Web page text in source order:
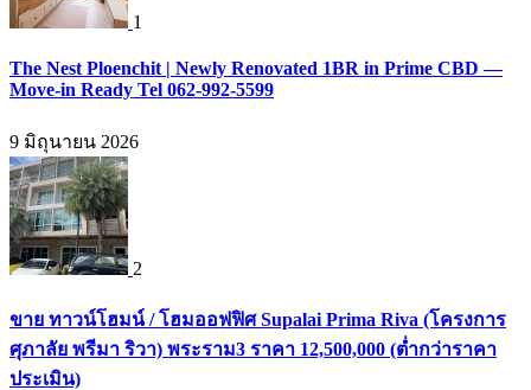
1
The Nest Ploenchit | Newly Renovated 1BR in Prime CBD —
Move-in Ready Tel 062-992-5599
9 มิถุนายน 2026
2
ขาย ทาวน์โฮมน์ / โฮมออฟฟิศ Supalai Prima Riva (โครงการ
ศุภาลัย พรีมา ริวา) พระราม3 ราคา 12,500,000 (ต่ำกว่าราคา
ประเมิน)